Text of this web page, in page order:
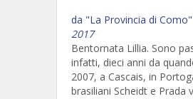
da "La Provincia di Como"
2017
Bentornata Lillia. Sono
infatti, dieci anni da
2007, a Cascais, in
brasiliani Scheidt e Prada